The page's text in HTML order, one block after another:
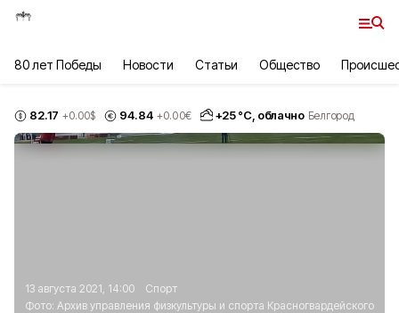
80 лет Победы Новости Статьи Общество
82.17 +0.00$ 94.84 +0.00€ +25°С, облачно Белгород
13 августа 2021, 14:00
Спорт
Фото: Архив управления физкультуры и спорта Красногвардейского